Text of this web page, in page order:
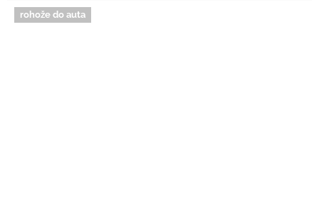
rohože do auta